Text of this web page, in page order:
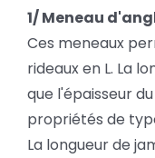
1/ Meneau
Ces meneaux
rideaux en L. La
que l'épaisseur
propriétés de
La longueur de